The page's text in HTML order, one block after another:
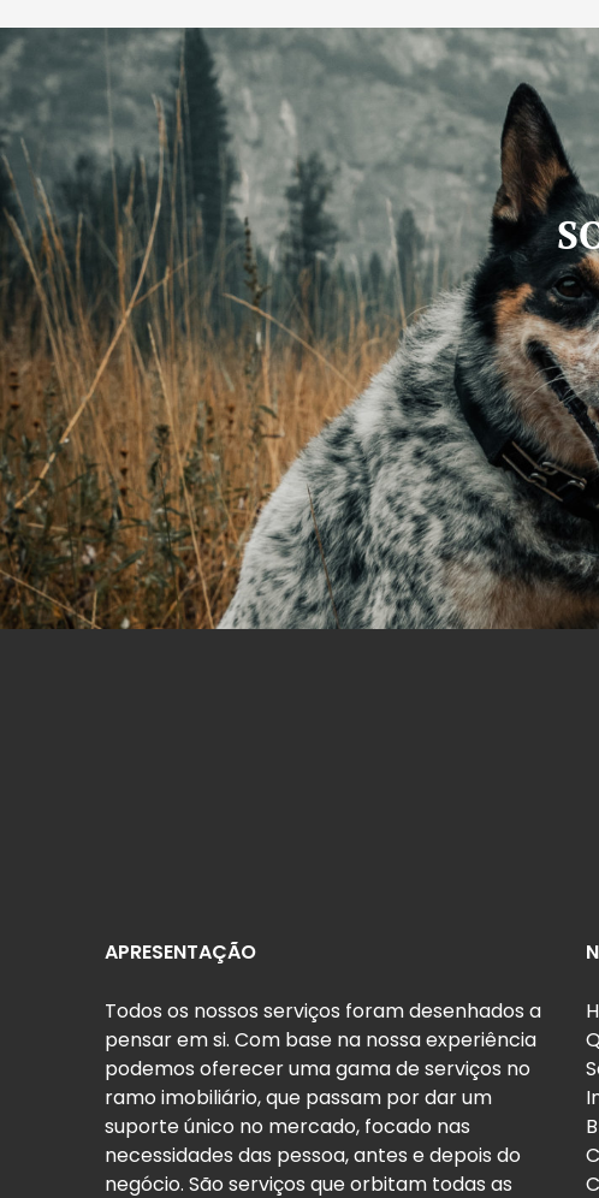
APRESENTAÇÃO
Todos os nossos serviços foram desenhados a
pensar em si. Com base na nossa experiência
podemos oferecer uma gama de serviços no
ramo imobiliário, que passam por dar um
suporte único no mercado, focado nas
necessidades das pessoa, antes e depois do
negócio. São serviços que orbitam todas as